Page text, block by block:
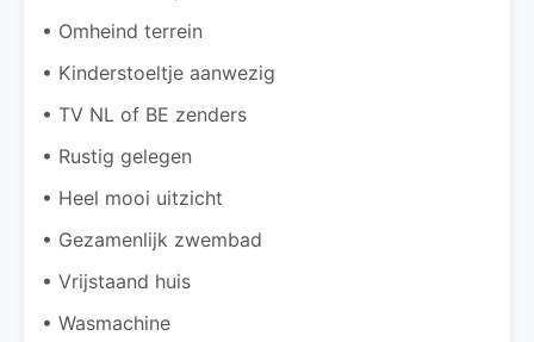
• Omheind terrein
• Kinderstoeltje aanwezig
• TV NL of BE zenders
• Rustig gelegen
• Heel mooi uitzicht
• Gezamenlijk zwembad
• Vrijstaand huis
• Wasmachine